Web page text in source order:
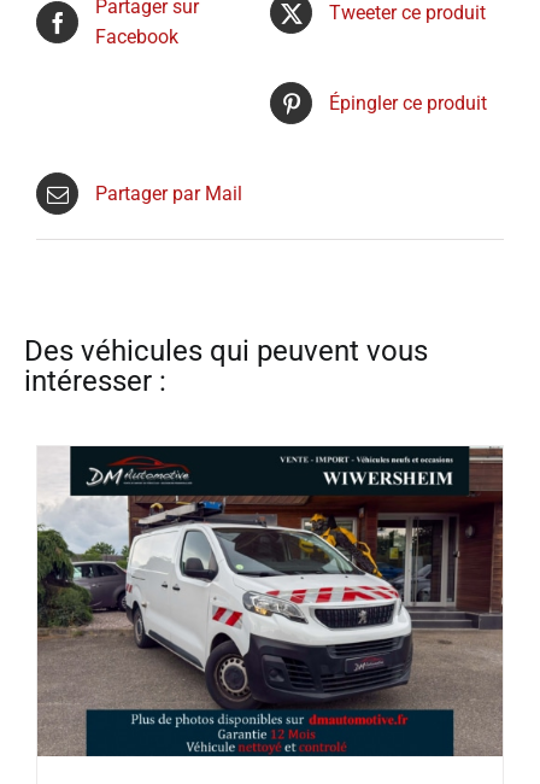
Partager sur
Facebook
Tweeter ce produit
Épingler ce produit
Partager par Mail